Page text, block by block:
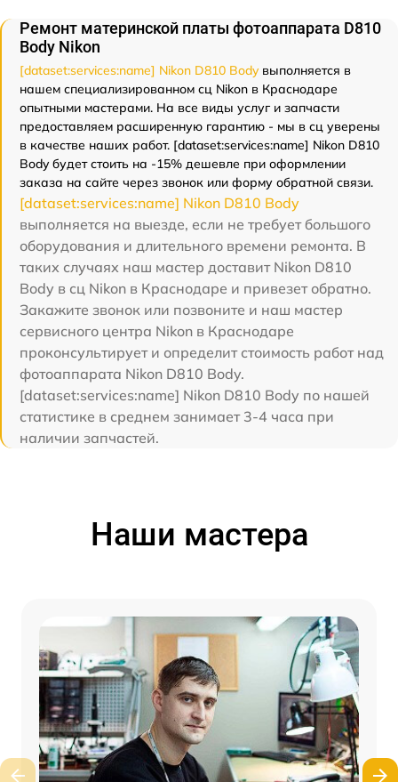
Ремонт материнской платы фотоаппарата D810
Body Nikon
[dataset:services:name] Nikon D810 Bodyвыполняется в
нашем специализированном сц Nikon в Краснодаре
опытными мастерами. На все виды услуг и запчасти
предоставляем расширенную гарантию - мы в сц уверены
в качестве наших работ. [dataset:services:name] Nikon D810
Body будет стоить на -15% дешевле при оформлении
заказа на сайте через звонок или форму обратной связи.
[dataset:services:name] Nikon D810 Body
выполняется на выезде, если не требует большого
оборудования и длительного времени ремонта. В
таких случаях наш мастер доставит Nikon D810
Body в сц Nikon в Краснодаре и привезет обратно.
Закажите звонок или позвоните и наш мастер
сервисного центра Nikon в Краснодаре
проконсультирует и определит стоимость работ над
фотоаппарата Nikon D810 Body.
[dataset:services:name] Nikon D810 Body по нашей
статистике в среднем занимает 3-4 часа при
наличии запчастей.
Наши мастера